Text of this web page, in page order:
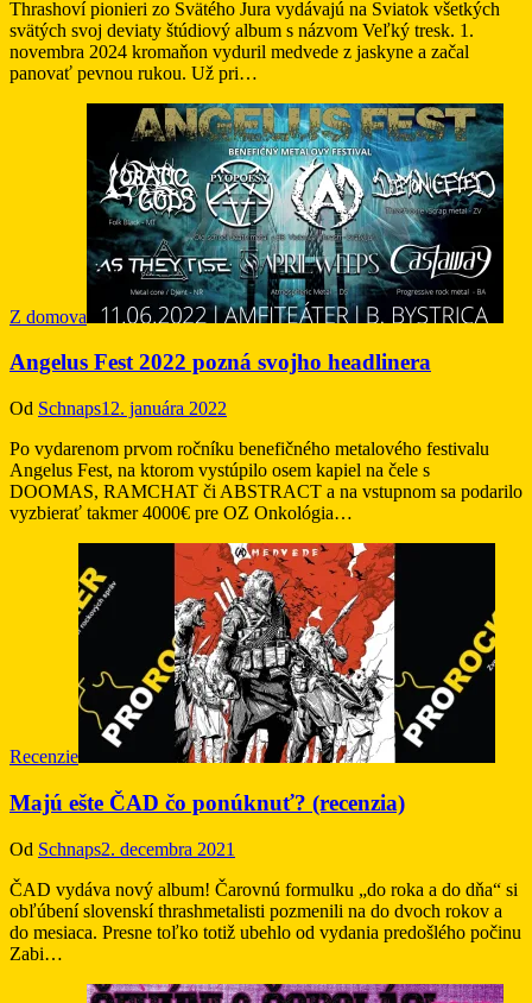
Thrashoví pionieri zo Svätého Jura vydávajú na Sviatok všetkých
svätých svoj deviaty štúdiový album s názvom Veľký tresk. 1.
novembra 2024 kromaňon vyduril medvede z jaskyne a začal
panovať pevnou rukou. Už pri…
Z domova
Angelus Fest 2022 pozná svojho headlinera
Od Schnaps12. januára 2022
Po vydarenom prvom ročníku benefičného metalového festivalu
Angelus Fest, na ktorom vystúpilo osem kapiel na čele s
DOOMAS, RAMCHAT či ABSTRACT a na vstupnom sa podarilo
vyzbierať takmer 4000€ pre OZ Onkológia…
Recenzie
Majú ešte ČAD čo ponúknuť? (recenzia)
Od Schnaps2. decembra 2021
ČAD vydáva nový album! Čarovnú formulku „do roka a do dňa“ si
obľúbení slovenskí thrashmetalisti pozmenili na do dvoch rokov a
do mesiaca. Presne toľko totiž ubehlo od vydania predošlého počinu
Zabi…